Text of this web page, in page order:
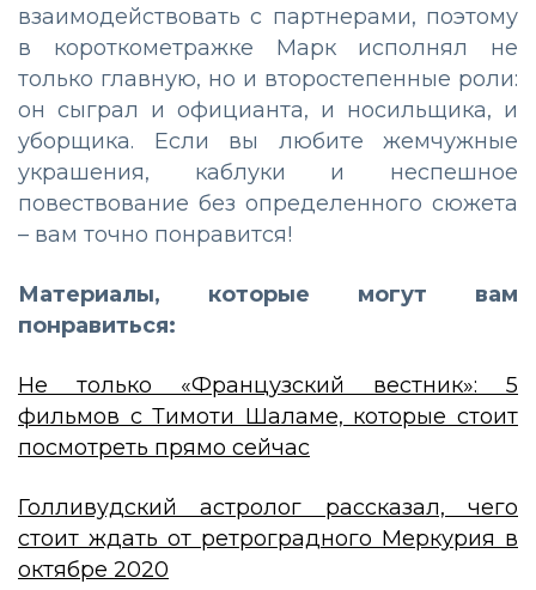
взаимодействовать с партнерами, поэтому
в короткометражке Марк исполнял не
только главную, но и второстепенные роли:
он сыграл и официанта, и носильщика, и
уборщика. Если вы любите жемчужные
украшения, каблуки и неспешное
повествование без определенного сюжета
– вам точно понравится!
Материалы, которые могут вам
понравиться:
Не только «Французский вестник»: 5
фильмов с Тимоти Шаламе, которые стоит
посмотреть прямо сейчас
Голливудский астролог рассказал, чего
стоит ждать от ретроградного Меркурия в
октябре 2020